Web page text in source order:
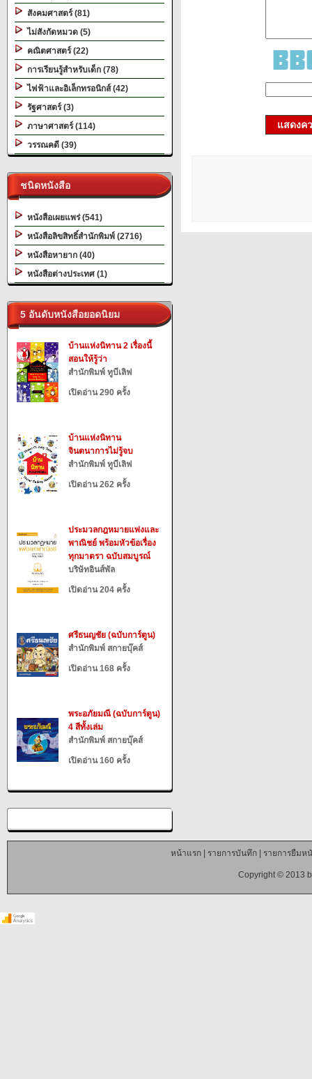
สังคมศาสตร์ (81)
ไม่สังกัดหมวด (5)
คณิตศาสตร์ (22)
การเรียนรู้สำหรับเด็ก (78)
ไฟฟ้าและอิเล็กทรอนิกส์ (42)
รัฐศาสตร์ (3)
ภาษาศาสตร์ (114)
วรรณคดี (39)
ชนิดหนังสือ
หนังสือเผยแพร่ (541)
หนังสือลิขสิทธิ์สำนักพิมพ์ (2716)
หนังสือหายาก (40)
หนังสือต่างประเทศ (1)
5 อันดับหนังสือยอดนิยม
บ้านแห่งนิทาน 2 เรื่องนี้
สอนให้รู้ว่า
สำนักพิมพ์ ทูบีเลิฟ
เปิดอ่าน 290 ครั้ง
บ้านแห่งนิทาน
จินตนาการไม่รู้จบ
สำนักพิมพ์ ทูบีเลิฟ
เปิดอ่าน 262 ครั้ง
ประมวลกฎหมายแพ่งและ
พาณิชย์ พร้อมหัวข้อเรื่อง
ทุกมาตรา ฉบับสมบูรณ์
บริษัทอินส์พัล
เปิดอ่าน 204 ครั้ง
ศรีธนญชัย (ฉบับการ์ตูน)
สำนักพิมพ์ สกายบุ๊คส์
เปิดอ่าน 168 ครั้ง
พระอภัยมณี (ฉบับการ์ตูน)
4 สีทั้งเล่ม
สำนักพิมพ์ สกายบุ๊คส์
เปิดอ่าน 160 ครั้ง
แสดงค
หน้าแรก| รายการบันทึก| รายการยืมห
Copyright © 2013